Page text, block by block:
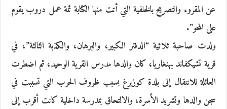
عن المقروء والتصريح بالخلفية التي أتت منها الكتابة ثمة عمل دروب يقوم
على المحو”.
ولدت صاحبة ثلاثية “الدفتر الكبير، والبرهان، والكذبة الثالثة”، في
قرية تشيكفاند بهنغاريا، كان والدها مدرس القرية الوحيد، ثم اضطرت
العائلة للانتقال إلى بلدة كوزيرغ بسبب ظروف الحرب التي تسببت في
سجن والدها وتشريد الأسرة، والالتحاق بمدرسة داخلية كانت أقرب إلى